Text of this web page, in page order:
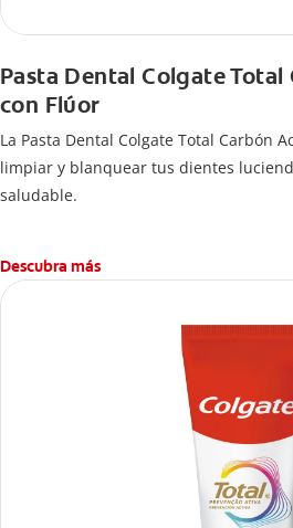
Pasta Dental Colgate
con Flúor
La Pasta Dental Colgate Total Carbón
limpiar y blanquear tus dientes
saludable.
Descubra más